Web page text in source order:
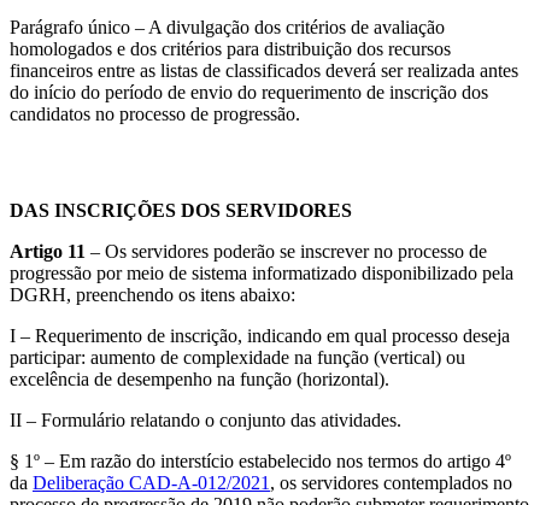
Parágrafo único – A divulgação dos critérios de avaliação
homologados e dos critérios para distribuição dos recursos
financeiros entre as listas de classificados deverá ser realizada antes
do início do período de envio do requerimento de inscrição dos
candidatos no processo de progressão.
DAS INSCRIÇÕES DOS SERVIDORES
Artigo 11 – Os servidores poderão se inscrever no processo de
progressão por meio de sistema informatizado disponibilizado pela
DGRH, preenchendo os itens abaixo:
I – Requerimento de inscrição, indicando em qual processo deseja
participar: aumento de complexidade na função (vertical) ou
excelência de desempenho na função (horizontal).
II – Formulário relatando o conjunto das atividades.
§ 1º – Em razão do interstício estabelecido nos termos do artigo 4º
da Deliberação CAD-A-012/2021 , os servidores contemplados no